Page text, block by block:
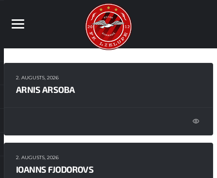
2. AUGUSTS, 2026
ARNIS ARSOBA
2. AUGUSTS, 2026
IOANNS FJODOROVS